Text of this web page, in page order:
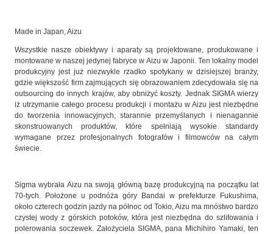
Made in Japan, Aizu
Wszystkie nasze obiektywy i aparaty są projektowane, produkowane i
montowane w naszej jedynej fabryce w Aizu w Japonii. Ten lokalny model
produkcyjny jest już niezwykle rzadko spotykany w dzisiejszej branży,
gdzie większość firm zajmujących się obrazowaniem zdecydowała się na
outsourcing do innych krajów, aby obniżyć koszty. Jednak SIGMA wierzy
iż utrzymanie całego procesu produkcji i montażu w Aizu jest niezbędne
do tworzenia innowacyjnych, starannie przemyślanych i nienagannie
skonstruowanych produktów, które spełniają wysokie standardy
wymagane przez profesjonalnych fotografów i filmowców na całym
świecie.
Sigma wybrała Aizu na swoją główną bazę produkcyjną na początku lat
70-tych. Położone u podnóża góry Bandai w prefekturze Fukushima,
około czterech godzin jazdy na północ od Tokio, Aizu ma mnóstwo bardzo
czystej wody z górskich potoków, która jest niezbędna do szlifowania i
polerowania soczewek. Założyciela SIGMA, pana Michihiro Yamaki, ten